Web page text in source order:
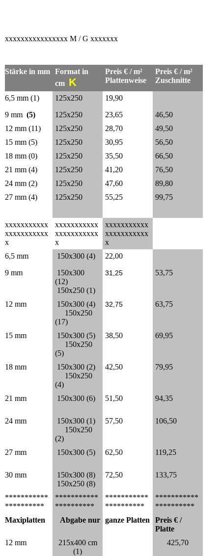
xxxxxxxxxxxxxxxx M / G xxxxxxx
Stärke in mm Format in
cm K
Preis € / m²
Plattenweise
Preis € / m²
Zuschnitte
6,5 mm (1)
9 mm (5)
125x250
125x250
19,90
23,65
46,50
12 mm (11)
125x250 28,70
49,50
15 mm (5)
125x250 30,95
56,50
18 mm (0)
125x250 35,50
66,50
21 mm (4)
125x250 41,20
76,50
24 mm (2)
125x250 47,60
89,80
27 mm (4)
125x250 55,25 99,75
xxxxxxxxxxx
xxxxxxxxxxx
x
xxxxxxxxxxx
xxxxxxxxxxx
x
xxxxxxxxxxx
xxxxxxxxxxx
x
6,5 mm
9 mm
150x300 (4)
150x300
(12)
150x250 (1)
22,00
31,25 53,75
12 mm
150x300 (4)
150x250
(17)
32,75 63,75
15 mm
150x300 (5)
150x250
(5)
38,50 69,95
18 mm
150x300 (2)
150x250
(4)
42,50 79,95
21 mm 150x300 (6) 51,50 94,35
24 mm
150x300 (1)
150x250
(2)
57,50 106,50
27 mm 150x300 (5) 62,50 119,25
30 mm
150x300 (8)
150x250 (8)
72,50 133,75
***********
**********
***********
**********
***********
**********
***********
**********
Maxiplatten
Abgabe nur ganze Platten
Preis € /
Platte
12 mm
215x400 cm
(1)
425,70